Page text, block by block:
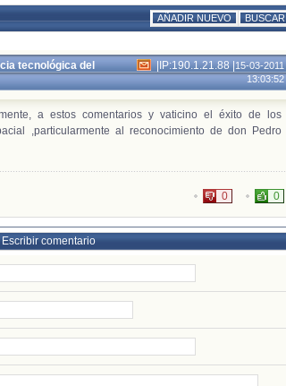
AÑADIR NUEVO BUSCAR
tecnológica del
|IP:190.1.21.88|15-03-2011
13:03:52
a estos comentarios y vaticino el éxito de los
,particularmente al reconocimiento de don Pedro
0
0
Escribir comentario